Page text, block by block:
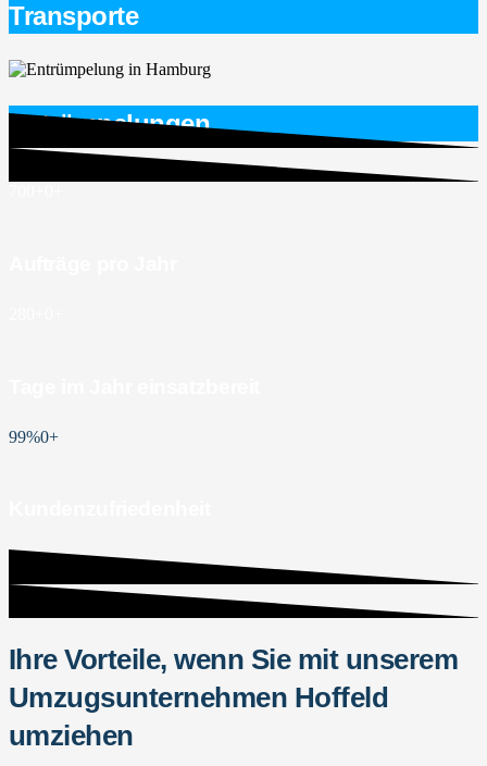
Transporte
Entrümpelungen
99%0+
Ihre Vorteile, wenn Sie mit unserem
Umzugsunternehmen Hoffeld
umziehen